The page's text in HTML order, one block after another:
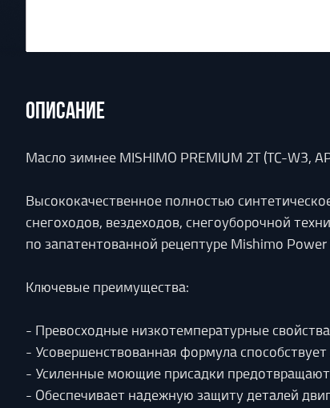
ОПИСАНИЕ
Масло зимнее MISHIMO PREMIUM 2T (TC-W3,
Высококачественное полностью
снегоходов, вездеходов, снегоуборочной
по запатентованной рецептуре Mishimo
Ключевые преимущества:
- Превосходные низкотемпературные
- Усовершенствованная формула
- Усиленные моющие присадки
- Обеспечивает надежную защиту деталей